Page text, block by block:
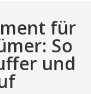
für
So
und